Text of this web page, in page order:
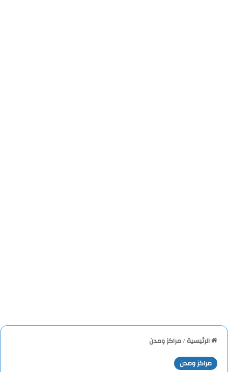
الرئيسية/مراكز ومدن
مراكز ومدن